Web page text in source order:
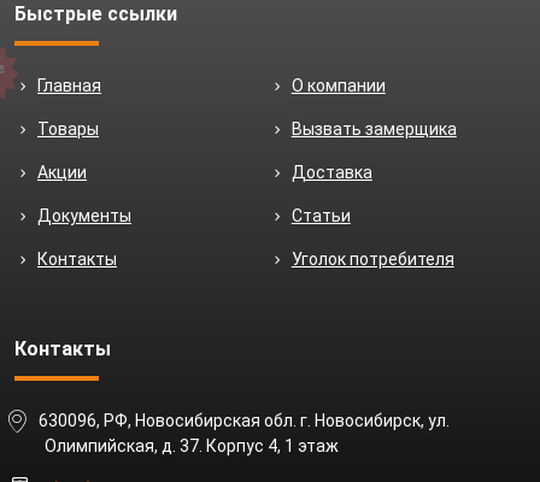
Быстрые ссылки
Главная О компании
Товары Вызвать замерщика
Акции Доставка
Документы Статьи
Контакты Уголок потребителя
Контакты
630096, РФ, Новосибирская обл. г. Новосибирск, ул.
Олимпийская, д. 37. Корпус 4, 1 этаж